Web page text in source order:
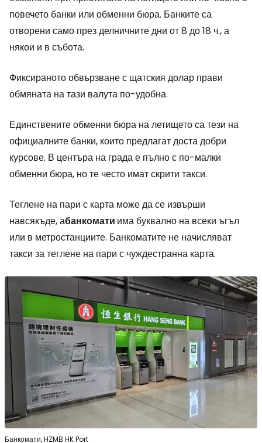
повечето банки или обменни бюра. Банките са
отворени само през делничните дни от 8 до 18 ч., а
някои и в събота.
Фиксираното обвързване с щатския долар прави
обмяната на тази валута по-удобна.
Единствените обменни бюра на летището са тези на
официалните банки, които предлагат доста добри
курсове. В центъра на града е пълно с по-малки
обменни бюра, но те често имат скрити такси.
Теглене на пари с карта може да се извърши
навсякъде, абанкомати има буквално на всеки ъгъл
или в метростанциите. Банкоматите не начисляват
такси за теглене на пари с чуждестранна карта.
Банкомати, HZMB HK Port